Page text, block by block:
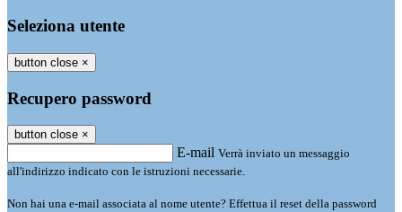
Seleziona utente
button close ×
Recupero password
button close ×
E-mail Verrà inviato un messaggio
all'indirizzo indicato con le istruzioni necessarie.
Non hai una e-mail associata al nome utente? Effettua il reset della password